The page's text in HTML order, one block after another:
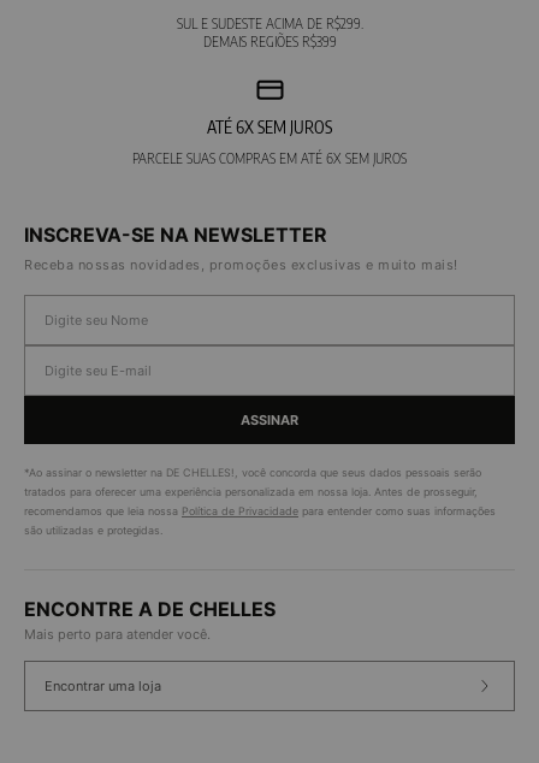
SUL E SUDESTE ACIMA DE R$299.
DEMAIS REGIÕES R$399
ATÉ 6X SEM JUROS
PARCELE SUAS COMPRAS EM ATÉ 6X SEM JUROS
INSCREVA-SE NA NEWSLETTER
Receba nossas novidades, promoções exclusivas e muito mais!
ASSINAR
*Ao assinar o newsletter na DE CHELLES!, você concorda que seus dados pessoais serão
tratados para oferecer uma experiência personalizada em nossa loja. Antes de prosseguir,
recomendamos que leia nossa Política de Privacidade para entender como suas informações
são utilizadas e protegidas.
ENCONTRE A DE CHELLES
Mais perto para atender você.
Encontrar uma loja